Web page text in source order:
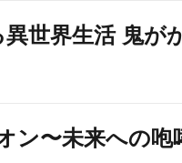
世界生活 鬼が
ン〜未来への咆